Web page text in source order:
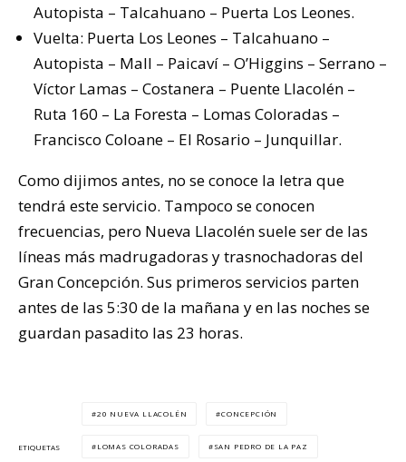
Autopista – Talcahuano – Puerta Los Leones.
Vuelta: Puerta Los Leones – Talcahuano –
Autopista – Mall – Paicaví – O’Higgins – Serrano –
Víctor Lamas – Costanera – Puente Llacolén –
Ruta 160 – La Foresta – Lomas Coloradas –
Francisco Coloane – El Rosario – Junquillar.
Como dijimos antes, no se conoce la letra que
tendrá este servicio. Tampoco se conocen
frecuencias, pero Nueva Llacolén suele ser de las
líneas más madrugadoras y trasnochadoras del
Gran Concepción. Sus primeros servicios parten
antes de las 5:30 de la mañana y en las noches se
guardan pasadito las 23 horas.
ETIQUETAS
20 NUEVA LLACOLÉN CONCEPCIÓN
LOMAS COLORADAS SAN PEDRO DE LA PAZ